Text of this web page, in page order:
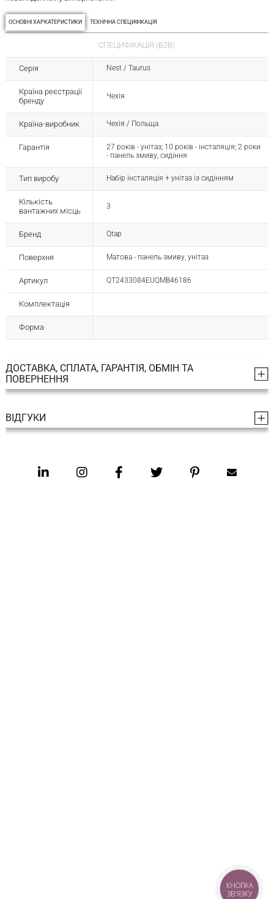
ОСНОВНІ ХАРКАТЕРИСТИКИ ТЕХНІЧНА СПЕЦИФІКАЦІЯ
СПЕЦИФІКАЦІЯ (B2B)
Серія Nest / Taurus
Країна реєстрації
бренду
Чехія
Країна-виробник Чехія / Польща
Гарантія
27 років - унітаз; 10 років - інсталяція; 2 роки
- панель змиву, сидіння
Тип виробу Набір інсталяція + унітаз із сидінням
Кількість
вантажних місць
3
Бренд Qtap
Поверхня Матова - панель змиву, унітаз
Артикул QT2433084EUQMB46186
Комплектація
Форма
ДОСТАВКА, СПЛАТА, ГАРАНТІЯ, ОБМІН ТА
ПОВЕРНЕННЯ
ВІДГУКИ
КНОПКА
ЗВ'ЯЗКУ